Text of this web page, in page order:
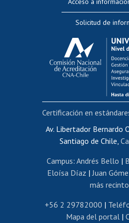
Evaluación
Calificación
Postulación al
Cursos internos de
Bienestar del
Portal de
Certificado de
Certificado de renta
Editar páginas
Extranjeras/
Revalidación y
Postulación al Programa de
Solicitud de
Av. Libertador Bernardo
Santiago de Chile,
Campus: Andrés Bello |
Eloísa Díaz |Juan
más
+56 2 29782000 |
Mapa del portal|
Certificación en